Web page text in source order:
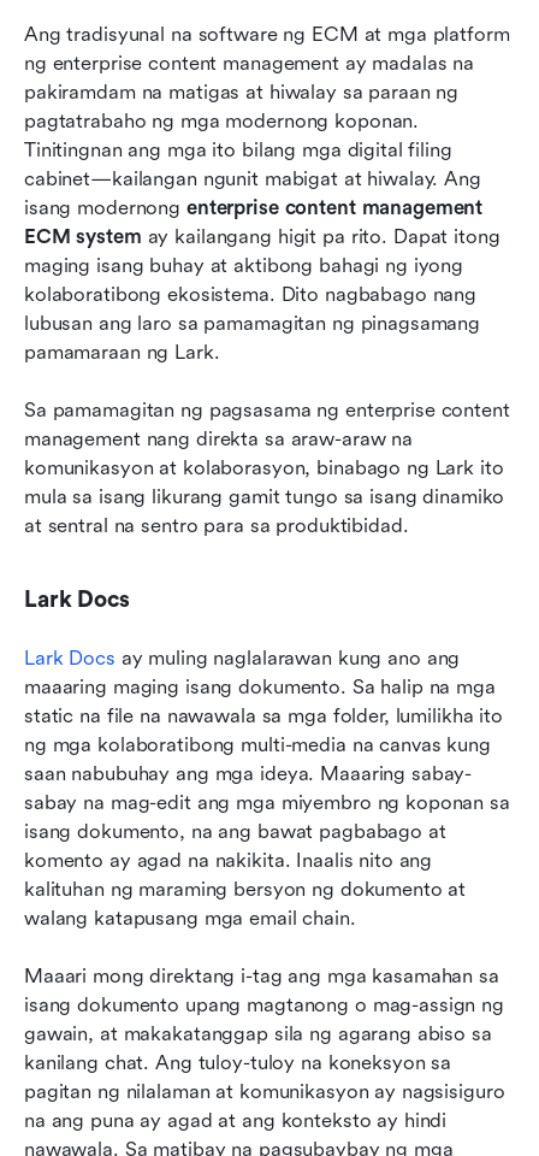
Ang tradisyunal na software ng ECM at mga platform
ng enterprise content management ay madalas na
pakiramdam na matigas at hiwalay sa paraan ng
pagtatrabaho ng mga modernong koponan.
Tinitingnan ang mga ito bilang mga digital filing
cabinet—kailangan ngunit mabigat at hiwalay. Ang
isang modernong enterprise content management
ECM system ay kailangang higit pa rito. Dapat itong
maging isang buhay at aktibong bahagi ng iyong
kolaboratibong ekosistema. Dito nagbabago nang
lubusan ang laro sa pamamagitan ng pinagsamang
pamamaraan ng Lark.
Sa pamamagitan ng pagsasama ng enterprise content
management nang direkta sa araw-araw na
komunikasyon at kolaborasyon, binabago ng Lark ito
mula sa isang likurang gamit tungo sa isang dinamiko
at sentral na sentro para sa produktibidad.
Lark Docs
Lark Docs ay muling naglalarawan kung ano ang
maaaring maging isang dokumento. Sa halip na mga
static na file na nawawala sa mga folder, lumilikha ito
ng mga kolaboratibong multi-media na canvas kung
saan nabubuhay ang mga ideya. Maaaring sabay-
sabay na mag-edit ang mga miyembro ng koponan sa
isang dokumento, na ang bawat pagbabago at
komento ay agad na nakikita. Inaalis nito ang
kalituhan ng maraming bersyon ng dokumento at
walang katapusang mga email chain.
Maaari mong direktang i-tag ang mga kasamahan sa
isang dokumento upang magtanong o mag-assign ng
gawain, at makakatanggap sila ng agarang abiso sa
kanilang chat. Ang tuloy-tuloy na koneksyon sa
pagitan ng nilalaman at komunikasyon ay nagsisiguro
na ang puna ay agad at ang konteksto ay hindi
nawawala. Sa matibay na pagsubaybay ng mga